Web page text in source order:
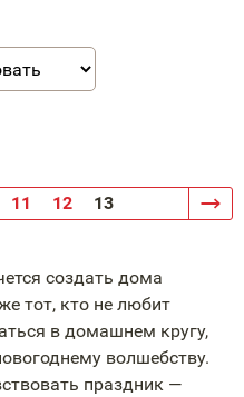
11 12 13
создать дома
тот, кто не любит
в домашнем кругу,
волшебству.
праздник —